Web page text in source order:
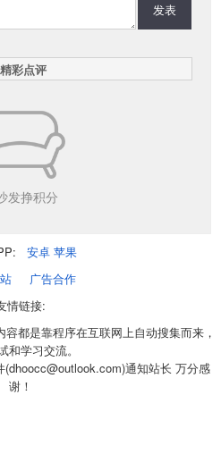
发表
精彩点评
发挣积分
安卓 苹果
广告合作
情链接:
都是靠程序在互联网上自动搜集而来，
和学习交流。
通知站长 万分感
谢！